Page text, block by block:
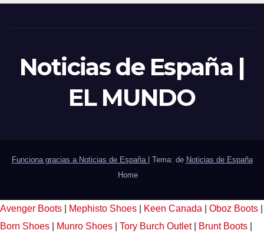
Noticias de España |
EL MUNDO
Funciona gracias a Noticias de España | Tema: de Noticias de España
Home
Avenger Boots Mephisto Shoes Keen Canada Oboz Boots
Born Shoes
Munro Shoes Tory Burch Outlet Brunt Boots